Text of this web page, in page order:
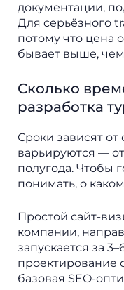
документации,
Для серьёзного
потому что цена
бывает выше, чем
Сколько
разработка
Сроки зависят
варьируются —
полугода. Чтобы
понимать, о
Простой сайт-
компании,
запускается за
проектирование
базовая SEO-